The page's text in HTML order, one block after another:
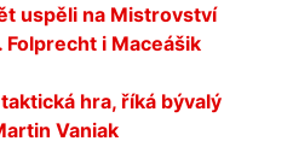
uspěli na Mistrovství
Folprecht i Maceášik
hra, říká bývalý
Vaniak